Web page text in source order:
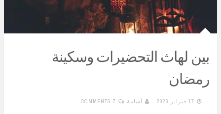
بين لهاث التحضيرات وسكينة
رمضان
17 فبراير 2026 أسامة 7 COMMENTS